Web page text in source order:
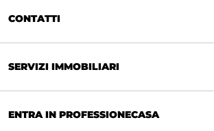
CONTATTI
SERVIZI IMMOBILIARI
ENTRA IN PROFESSIONECASA